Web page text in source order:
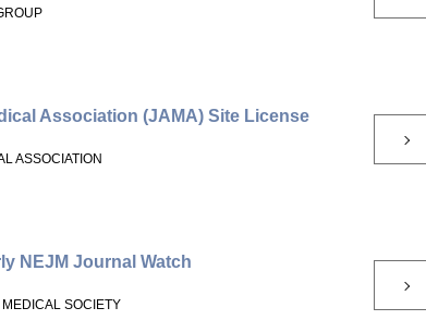
Association (JAMA) Site License
ASSOCIATION
NEJM Journal Watch
SOCIETY